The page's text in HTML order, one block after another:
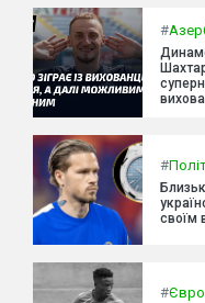
#
#
своїм
#